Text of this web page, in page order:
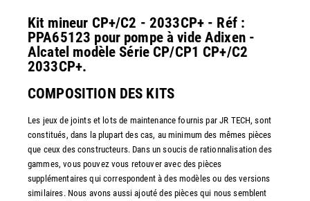
Kit mineur CP+/C2 - 2033CP+ - Réf :
PPA65123 pour pompe à vide Adixen -
Alcatel modèle Série CP/CP1 CP+/C2
2033CP+.
COMPOSITION DES KITS
Les jeux de joints et lots de maintenance fournis par JR TECH, sont
constitués, dans la plupart des cas, au minimum des mêmes pièces
que ceux des constructeurs. Dans un soucis de rationnalisation des
gammes, vous pouvez vous retouver avec des pièces
supplémentaires qui correspondent à des modèles ou des versions
similaires. Nous avons aussi ajouté des pièces qui nous semblent